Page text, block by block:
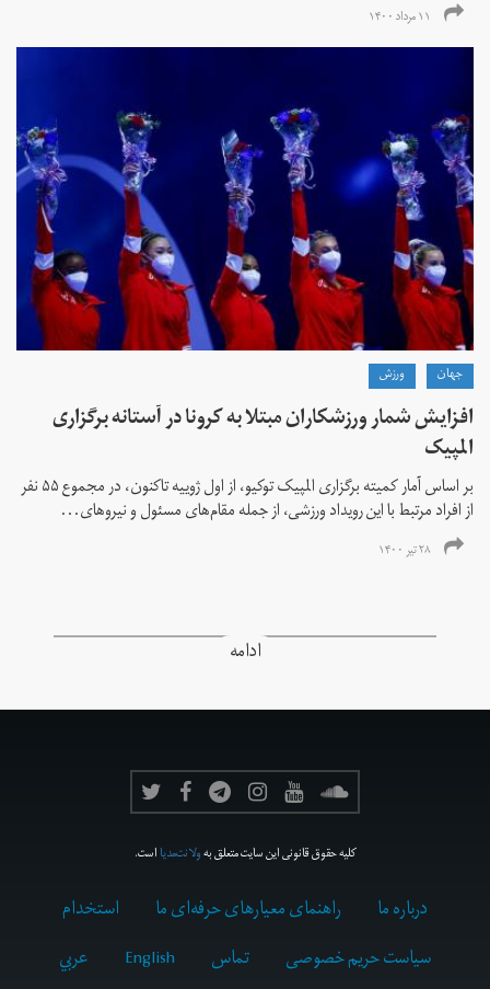
۱۱ مرداد ۱۴۰۰
جهان ورزش
افزایش شمار ورزشکاران مبتلا به کرونا در آستانه برگزاری
المپیک
بر اساس آمار کمیته برگزاری المپیک توکیو، از اول ژوییه تاکنون، در مجموع ۵۵ نفر
از افراد مرتبط با این رویداد ورزشی، از جمله مقام‌های مسئول و نیروهای...
۲۸ تیر ۱۴۰۰
ادامه
کلیه حقوق قانونی این سایت متعلق بهولانت‌مدیااست.
درباره ما راهنمای معیارهای حرفه‌ای ما
استخدام
سیاست حریم خصوصی
تماس English عربي